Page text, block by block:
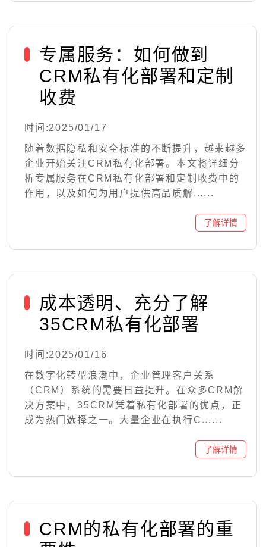
专属服务：如何做到
CRM私有化部署和定制
收费
时间:2025/01/17
随着数据隐私和安全标准的不断提升，越来越多
企业开始关注CRM私有化部署。本文将详细分
析专属服务在CRM私有化部署和定制收费中的
作用，以及如何为用户提供高品质解......
成本透明、充分了解
35CRM私有化部署
时间:2025/01/16
在数字化转型浪潮中，企业管理客户关系
（CRM）系统的需要日益提升。在众多CRM解
决方案中，35CRM凭着私有化部署的优点，正
成为热门选择之一。大量企业在执行C......
CRM的私有化部署的重